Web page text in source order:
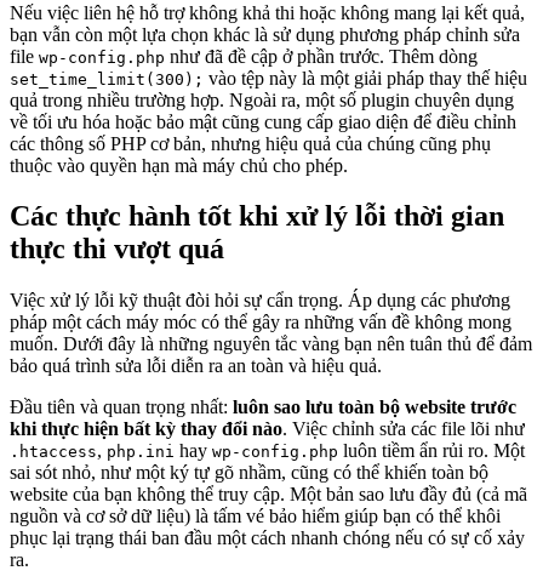
Nếu việc liên hệ hỗ trợ không khả thi hoặc không mang lại kết quả,
bạn vẫn còn một lựa chọn khác là sử dụng phương pháp chỉnh sửa
file wp-config.php như đã đề cập ở phần trước. Thêm dòng
set_time_limit(300); vào tệp này là một giải pháp thay thế hiệu
quả trong nhiều trường hợp. Ngoài ra, một số plugin chuyên dụng
về tối ưu hóa hoặc bảo mật cũng cung cấp giao diện để điều chỉnh
các thông số PHP cơ bản, nhưng hiệu quả của chúng cũng phụ
thuộc vào quyền hạn mà máy chủ cho phép.
Các thực hành tốt khi xử lý lỗi thời gian
thực thi vượt quá
Việc xử lý lỗi kỹ thuật đòi hỏi sự cẩn trọng. Áp dụng các phương
pháp một cách máy móc có thể gây ra những vấn đề không mong
muốn. Dưới đây là những nguyên tắc vàng bạn nên tuân thủ để đảm
bảo quá trình sửa lỗi diễn ra an toàn và hiệu quả.
Đầu tiên và quan trọng nhất: luôn sao lưu toàn bộ website trước
khi thực hiện bất kỳ thay đổi nào. Việc chỉnh sửa các file lõi như
.htaccess, php.ini hay wp-config.php luôn tiềm ẩn rủi ro. Một
sai sót nhỏ, như một ký tự gõ nhầm, cũng có thể khiến toàn bộ
website của bạn không thể truy cập. Một bản sao lưu đầy đủ (cả mã
nguồn và cơ sở dữ liệu) là tấm vé bảo hiểm giúp bạn có thể khôi
phục lại trạng thái ban đầu một cách nhanh chóng nếu có sự cố xảy
ra.